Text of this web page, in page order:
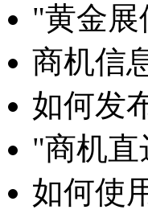
"黄金展
商机信
如何发
"商机直
如何使